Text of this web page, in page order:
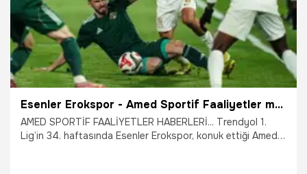
Esenler Erokspor - Amed Sportif Faaliyetler maçında puanlar paylaşıldı
AMED SPORTİF FAALİYETLER HABERLERİ... Trendyol 1.
Lig’in 34. haftasında Esenler Erokspor, konuk ettiği Amed